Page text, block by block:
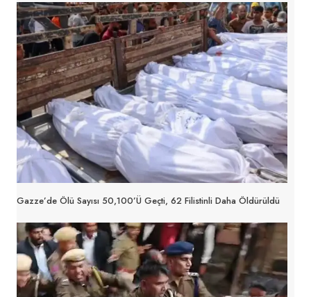
Gazze’de Ölü Sayısı 50,100’ü Geçti, 62 Filistinli Daha Öldürüldü